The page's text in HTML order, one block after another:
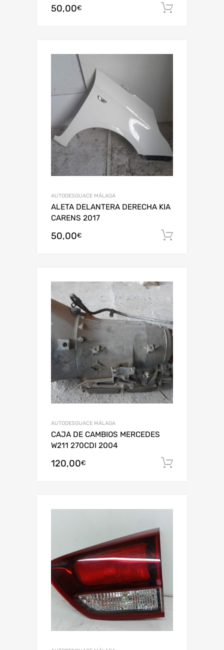
50,00€
AUTODESGUACE MÁLAGA
ALETA DELANTERA DERECHA KIA
CARENS 2017
50,00€
AUTODESGUACE MÁLAGA
CAJA DE CAMBIOS MERCEDES
W211 270CDI 2004
120,00€